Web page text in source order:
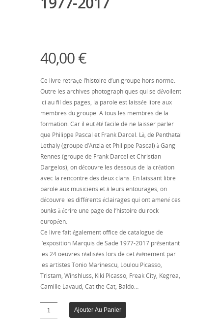
40,00€
Ce livre retraçe l’histoire d’un groupe hors norme.
Outre les archives photographiques qui se dévoilent
ici au fil des pages, la parole est laissée libre aux
membres du groupe. A tous les membres de la
formation. Car il eut été facile de ne laisser parler
que Philippe Pascal et Frank Darcel. Là, de Penthatal
Lethaly (groupe d’Anzia et Philippe Pascal) à Gang
Rennes (groupe de Frank Darcel et Christian
Dargelos), on découvre les dessous de la création
avec la rencontre des deux clans. En laissant libre
parole aux musiciens et à leurs entourages, on
découvre les différents éclairages qui ont amené ces
punks à écrire une page de l’histoire du rock
européen.
Ce livre fait également office de catalogue de
l’exposition Marquis de Sade 1977-2017 présentant
les 24 oeuvres réalisées lors de cet événement par
les artistes Tonio Marinescu, Loulou Picasso,
Tristam, Winshluss, Kiki Picasso, Freak City, Kegrea,
Camille Lavaud, Cat the Cat, Baldo…
Quantité Ajouter Au Panier